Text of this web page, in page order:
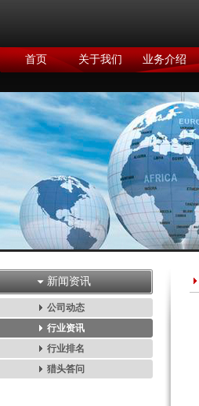
首页 关于我们 业务介绍
新闻资讯
公司动态
行业资讯
行业排名
猎头答问